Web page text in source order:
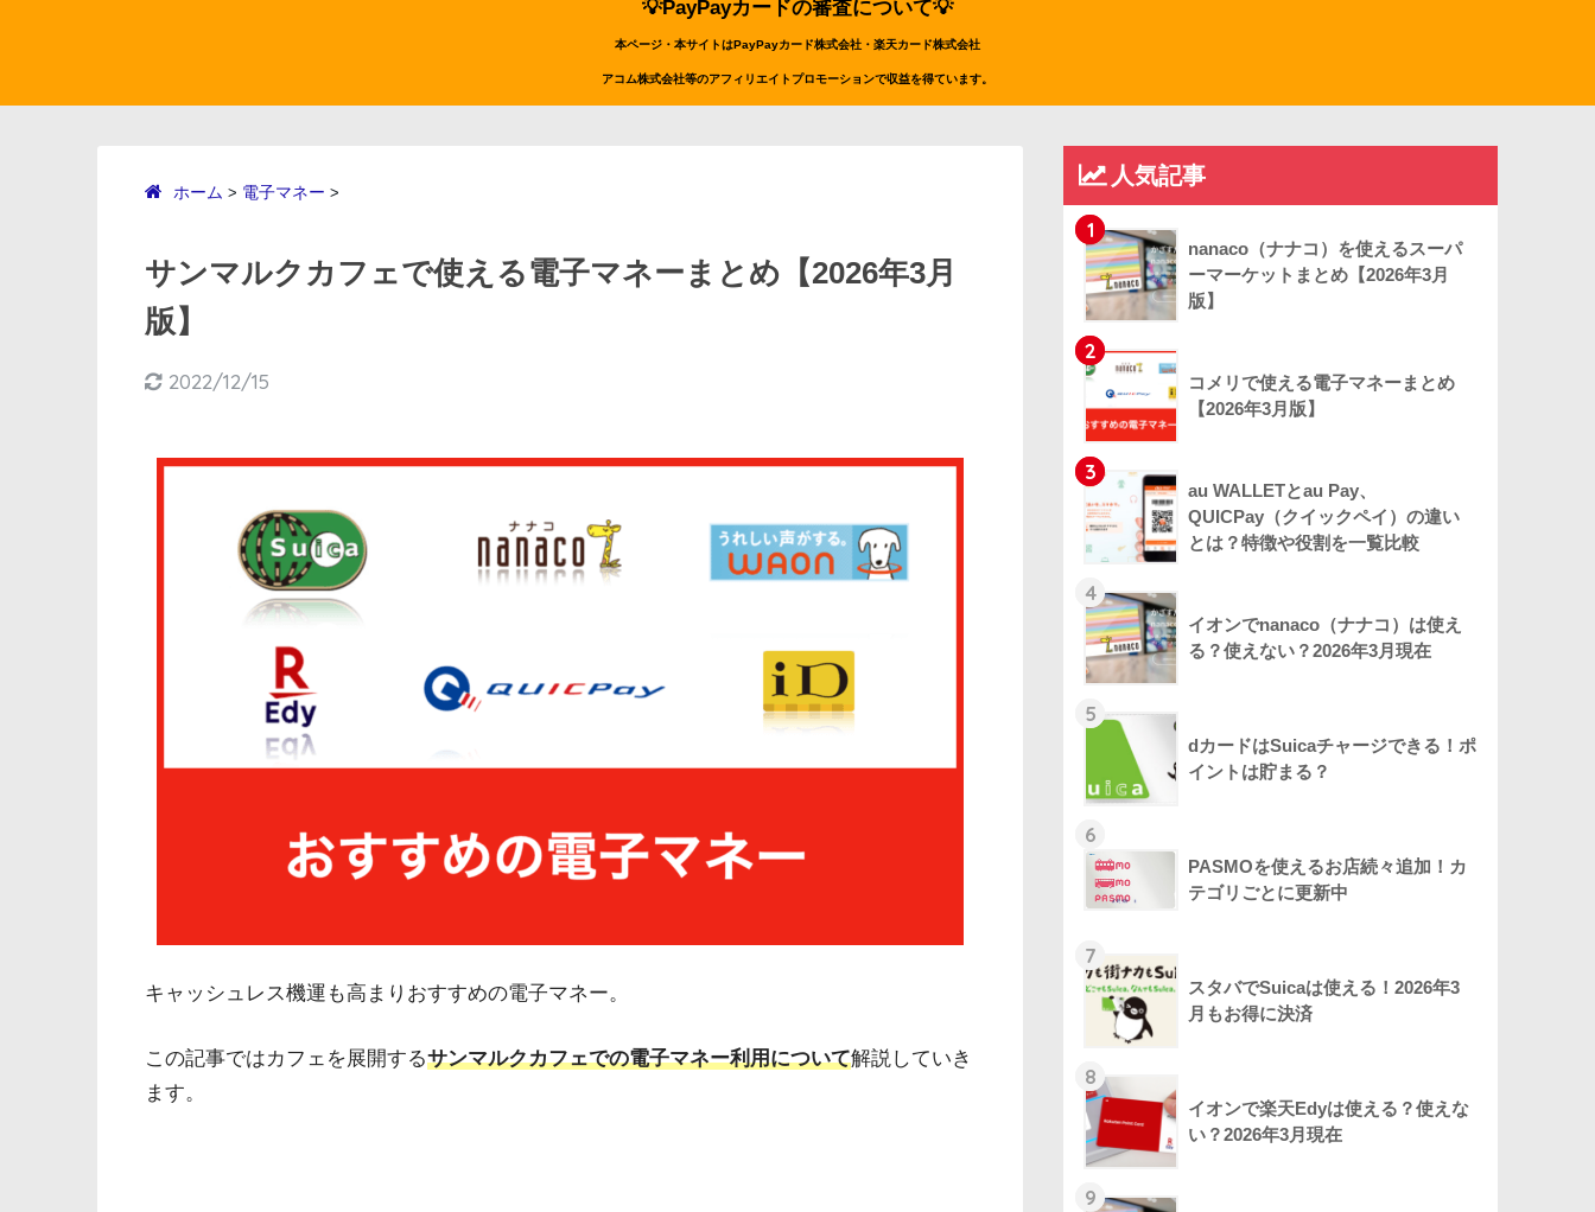
💡PayPayカードの審査について💡
本ページ・本サイトはPayPayカード株式会社・楽天カード株式会社
アコム株式会社等のアフィリエイトプロモーションで収益を得ています。
ホーム > 電子マネー >
サンマルクカフェで使える電子マネーまとめ【2026年3月
版】
2022/12/15
キャッシュレス機運も高まりおすすめの電子マネー。
この記事ではカフェを展開するサンマルクカフェでの電子マネー利用について解説していき
ます。
人気記事
1
nanaco（ナナコ）を使えるスーパ
ーマーケットまとめ【2026年3月
版】
2
コメリで使える電子マネーまとめ
【2026年3月版】
3
au WALLETとau Pay、
QUICPay（クイックペイ）の違い
とは？特徴や役割を一覧比較
4
イオンでnanaco（ナナコ）は使え
る？使えない？2026年3月現在
5
dカードはSuicaチャージできる！ポ
イントは貯まる？
6
PASMOを使えるお店続々追加！カ
テゴリごとに更新中
7
スタバでSuicaは使える！2026年3
月もお得に決済
8
イオンで楽天Edyは使える？使えな
い？2026年3月現在
9